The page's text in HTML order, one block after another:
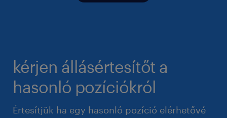
kérjen állásértesítőt a
hasonló pozíciókról
Értesítjük ha egy hasonló pozíció elérhetővé